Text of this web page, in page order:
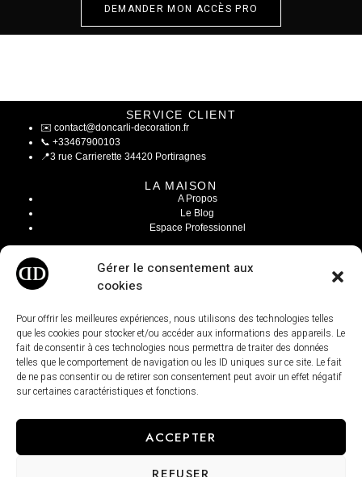
Gérer le consentement aux
cookies
Pour offrir les meilleures expériences, nous utilisons des technologies telles
que les cookies pour stocker et/ou accéder aux informations des appareils. Le
fait de consentir à ces technologies nous permettra de traiter des données
telles que le comportement de navigation ou les ID uniques sur ce site. Le fait
de ne pas consentir ou de retirer son consentement peut avoir un effet négatif
sur certaines caractéristiques et fonctions.
ACCEPTER
REFUSER
DEMANDER MON ACCÈS PRO
SERVICE CLIENT
✉️ contact@doncarli-decoration.fr
📞 +33467900103
📍3 rue Carrierette 34420 Portiragnes
LA MAISON
A Propos
Le Blog
Espace Professionnel
Mentions Légales
Paiement sécurisé
Conditions générales de ventes